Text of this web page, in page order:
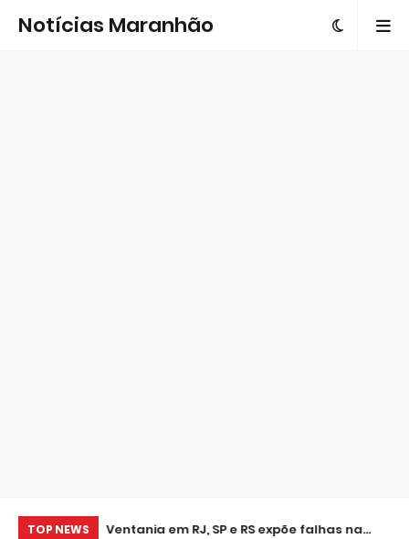
Notícias Maranhão
TOP NEWS
Ventania em RJ, SP e RS expõe falhas na